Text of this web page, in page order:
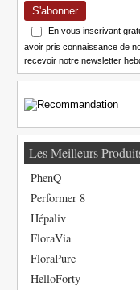
S'abonner
En vous inscrivant
avoir pris connaissance de
recevoir notre newsletter
Les Meilleurs
PhenQ
Performer 8
Hépaliv
FloraVia
FloraPure
HelloForty